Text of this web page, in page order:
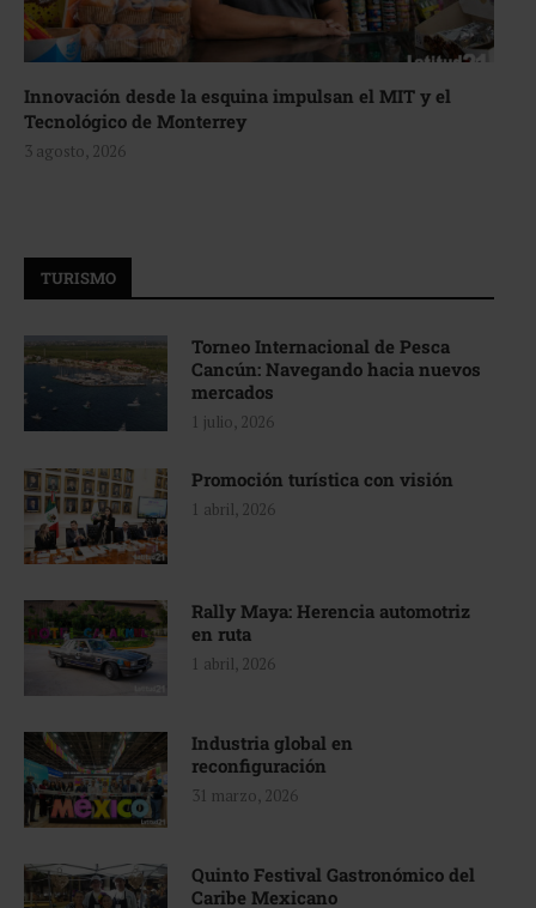
Innovación desde la esquina impulsan el MIT y el
Tecnológico de Monterrey
3 agosto, 2026
TURISMO
Torneo Internacional de Pesca
Cancún: Navegando hacia nuevos
mercados
1 julio, 2026
Promoción turística con visión
1 abril, 2026
Rally Maya: Herencia automotriz
en ruta
1 abril, 2026
Industria global en
reconfiguración
31 marzo, 2026
Quinto Festival Gastronómico del
Caribe Mexicano